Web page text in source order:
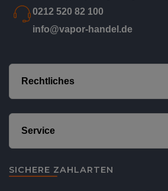
0212 520 82 100
info@vapor-handel.de
Rechtliches
Service
SICHERE ZAHLARTEN